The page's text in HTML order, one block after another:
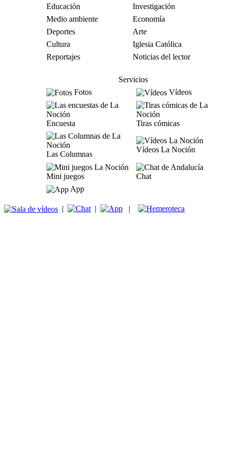
Educación
Investigación
Medio ambiente
Economía
Deportes
Arte
Cultura
Iglesia Católica
Reportajes
Noticias del lector
Servicios
Fotos
Vídeos
Encuesta Tiras cómicas
Las Columnas
Vídeos La Noción
Mini juegos
Chat
App
| | |